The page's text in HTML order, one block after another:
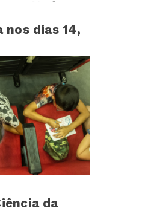
nos dias 14,
da